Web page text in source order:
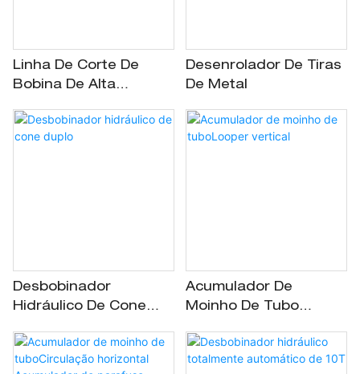
Linha De Corte De
Bobina De Alta
Desenrolador De Tiras
De Metal
Desbobinador
Hidráulico De Cone
Acumulador De
Moinho De Tubo​​